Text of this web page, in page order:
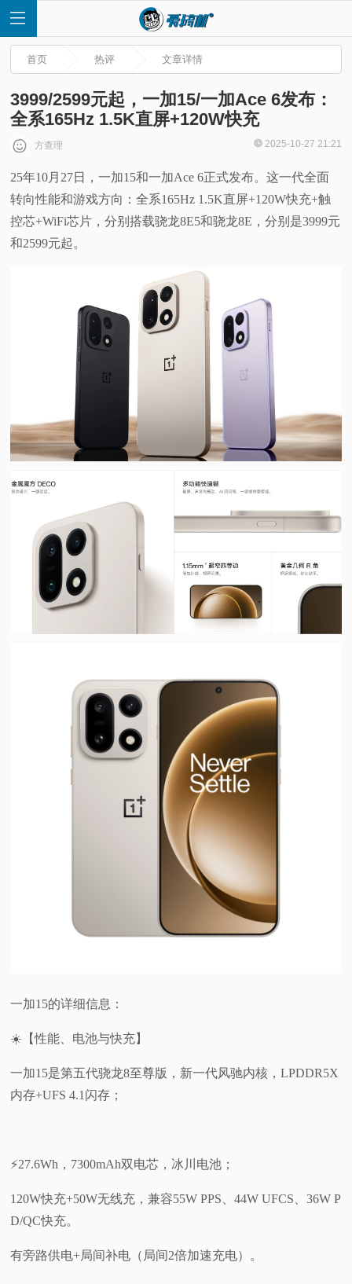
首
页
快
科
普
首页 热评 文章详情
3999/2599元起，一加15/一加Ace 6发布：
全系165Hz 1.5K直屏+120W快充
方查理 2025-10-27 21:21
25年10月27日，一加15和一加Ace 6正式发布。这一代全面
转向性能和游戏方向：全系165Hz 1.5K直屏+120W快充+触
控芯+WiFi芯片，分别搭载骁龙8E5和骁龙8E，分别是3999元
和2599元起。
一加15的详细信息：
☀️【性能、电池与快充】
一加15是第五代骁龙8至尊版，新一代风驰内核，LPDDR5X
内存+UFS 4.1闪存；
⚡27.6Wh，7300mAh双电芯，冰川电池；
120W快充+50W无线充，兼容55W PPS、44W UFCS、36W P
D/QC快充。
有旁路供电+局间补电（局间2倍加速充电）。